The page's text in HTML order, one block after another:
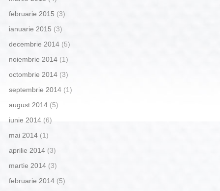
februarie 2015 (3)
ianuarie 2015 (3)
decembrie 2014(5)
noiembrie 2014(1)
octombrie 2014(3)
septembrie 2014(1)
august 2014(5)
iunie 2014(6)
mai 2014(1)
aprilie 2014(3)
martie 2014(3)
februarie 2014(5)